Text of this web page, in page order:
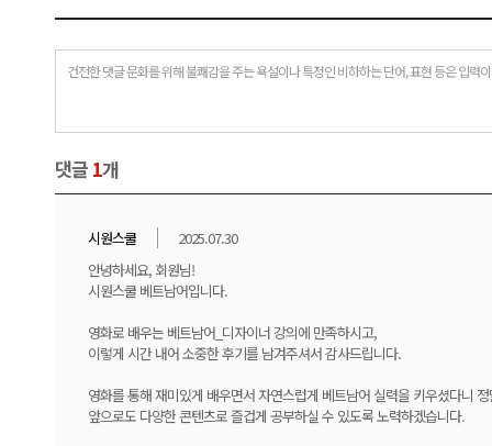
건전한 댓글 문화를 위해 불쾌감을 주는 욕설이나 특정인 비하하는 단어, 표현 등은 입력
댓글 1개
시원스쿨
2025.07.30
안녕하세요, 회원님!
시원스쿨 베트남어입니다.
영화로 배우는 베트남어_디자이너 강의에 만족하시고,
이렇게 시간 내어 소중한 후기를 남겨주셔서 감사드립니다.
영화를 통해 재미있게 배우면서 자연스럽게 베트남어 실력을 키우셨다니
앞으로도 다양한 콘텐츠로 즐겁게 공부하실 수 있도록 노력하겠습니다.